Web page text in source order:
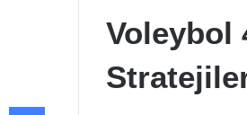
Voleybol
Facebook